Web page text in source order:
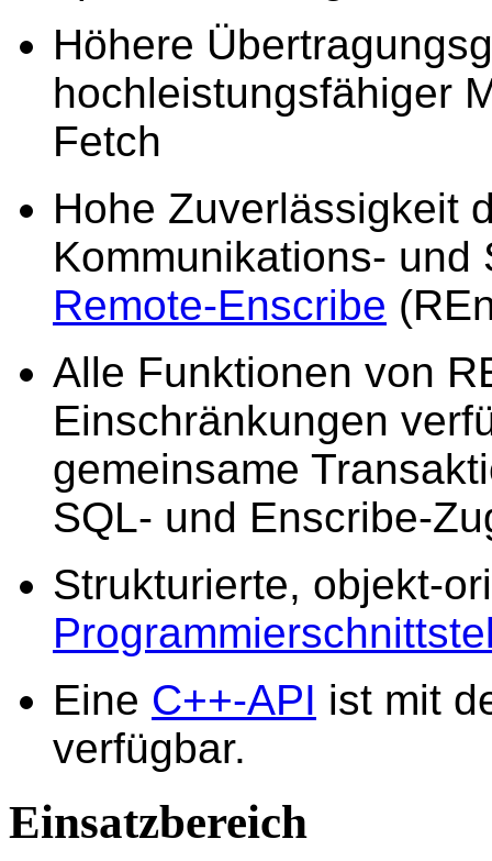
Höhere
hochleistungsfähiger
Fetch
Hohe Zuverlässigkeit
Kommunikations-
Remote-Enscribe
Alle Funktionen von
Einschränkungen
gemeinsame
SQL- und Enscribe-
Strukturierte, objekt-
Eine C++-API ist mit
verfügbar.
Einsatzbereich